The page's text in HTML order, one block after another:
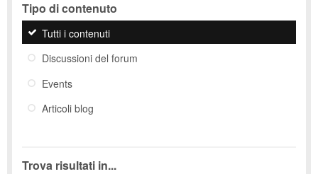
Tipo di contenuto
Tutti i contenuti
Discussioni del forum
Events
Articoli blog
Trova risultati in...